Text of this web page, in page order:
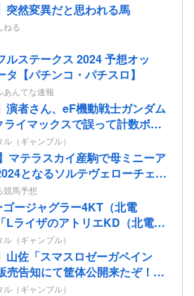
突然変異だと思われる馬
ねる
ルステークス 2024 予想オッ
タ【パチンコ・パチスロ】
あんてな速報
演者さん、eF機動戦士ガンダム
イマックスで誤って計数ボタ
てパンクさせてしまう…
（ギャンブル）
マテラスカイ産駒で母ミニーア
となるソルテヴェローチェの
競馬予想
ゴージャグラー4KT（北電
LライザのアトリエKD（北電
検定通過
（ギャンブル）
山佐「スマスロゼーガペイン
売告知にて筐体公開来たぞ！次
ガシステム起動！！！
（ギャンブル）